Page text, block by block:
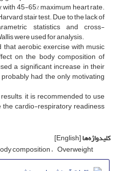
45-65% maximum heart rate.
stair test. Due to the lack of
statistics and cross-
were used for analysis.
aerobic exercise with music
on the body composition of
a significant increase in their
had the only motivating
it is recommended to use
cardio-respiratory readiness
کلیدواژه‌ها[English]
composition Overweight